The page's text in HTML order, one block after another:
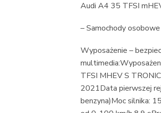
Audi A4 35 TFSI
– Samochody osobowe
Wyposażenie –
TFSI MHEV S
2021Data pierwszej
benzyna)Moc silnika: